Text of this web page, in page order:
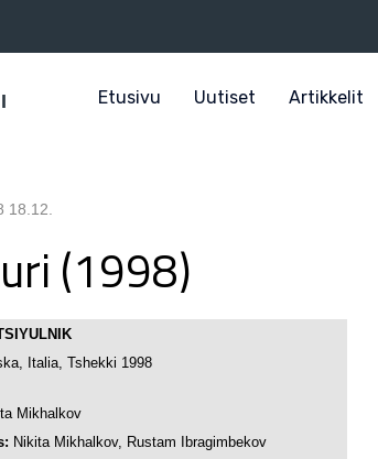
Etusivu Uutiset Artikkelit
18.12
(1998)
Italia, Tshekki 1998
Mikhalkov
Nikita Mikhalkov, Rustam Ibragimbekov